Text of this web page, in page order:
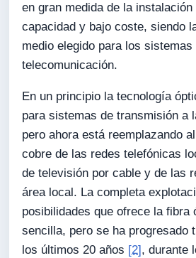
en gran medida de la
capacidad y bajo coste, siendo
medio elegido para los sistemas
telecomunicación.
En un principio la tecnología
para sistemas de transmisión a
pero ahora está reemplazando
cobre de las redes telefónicas
de televisión por cable y de las
área local. La completa
posibilidades que ofrece la fibra
sencilla, pero se ha progresado
los últimos 20 años [2], durante